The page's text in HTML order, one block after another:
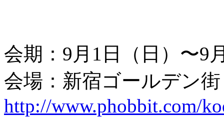
会期：9月1日（日）〜9
会場：新宿ゴールデン
http://www.phobbit.com/